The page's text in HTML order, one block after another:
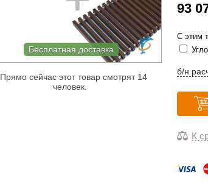
Бесплатная доставка
Прямо сейчас этот товар смотрят 14
человек.
93
С этим
б/н
К